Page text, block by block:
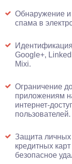
Обнаружение и
спама в
Google+,
Mixi.
Ограничение
приложениям
интернет-
пользователей.
Защита
кредитных
безопасное